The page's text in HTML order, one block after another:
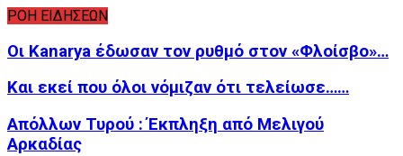
ΡΟΗ ΕΙΔΗΣΕΩΝ
Οι Kanarya έδωσαν τον ρυθμό στον «Φλοίσβο»…
Και εκεί που όλοι νόμιζαν ότι τελείωσε……
Απόλλων Τυρού : Έκπληξη από Μελιγού
Αρκαδίας